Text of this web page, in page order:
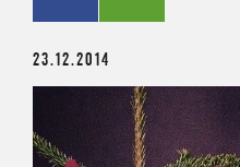
23.12.2014